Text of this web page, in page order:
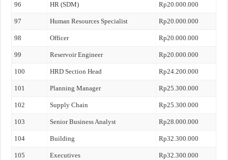
96 HR (SDM) Rp20.000.000
97 Human Resources Specialist Rp20.000.000
98 Officer Rp20.000.000
99 Reservoir Engineer Rp20.000.000
100 HRD Section Head Rp24.200.000
101 Planning Manager Rp25.300.000
102 Supply Chain Rp25.300.000
103 Senior Business Analyst Rp28.000.000
104 Building Rp32.300.000
105 Executives Rp32.300.000